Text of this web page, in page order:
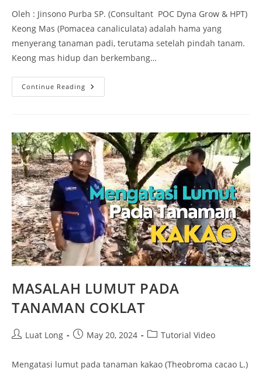
Oleh : Jinsono Purba SP. (Consultant POC Dyna Grow & HPT)
Keong Mas (Pomacea canaliculata) adalah hama yang
menyerang tanaman padi, terutama setelah pindah tanam.
Keong mas hidup dan berkembang…
Continue Reading
MASALAH LUMUT PADA
TANAMAN COKLAT
Luat Long May 20, 2024 Tutorial Video
Mengatasi lumut pada tanaman kakao (Theobroma cacao L.)